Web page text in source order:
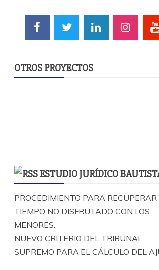
OTROS PROYECTOS
ESTUDIO JURÍDICO
PROCEDIMIENTO PARA RECUPERAR
TIEMPO NO DISFRUTADO CON LOS
MENORES.
NUEVO CRITERIO DEL TRIBUNAL
SUPREMO PARA EL CÁLCULO DEL